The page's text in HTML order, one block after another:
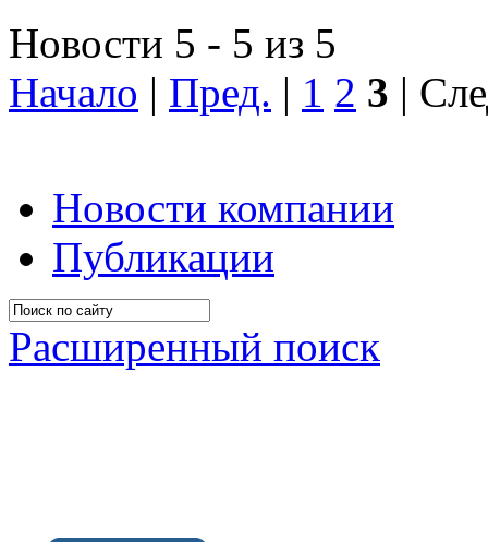
Новости 5 - 5 из 5
Начало | Пред. | 1 2 3 |
Новости компании
Публикации
Расширенный поиск